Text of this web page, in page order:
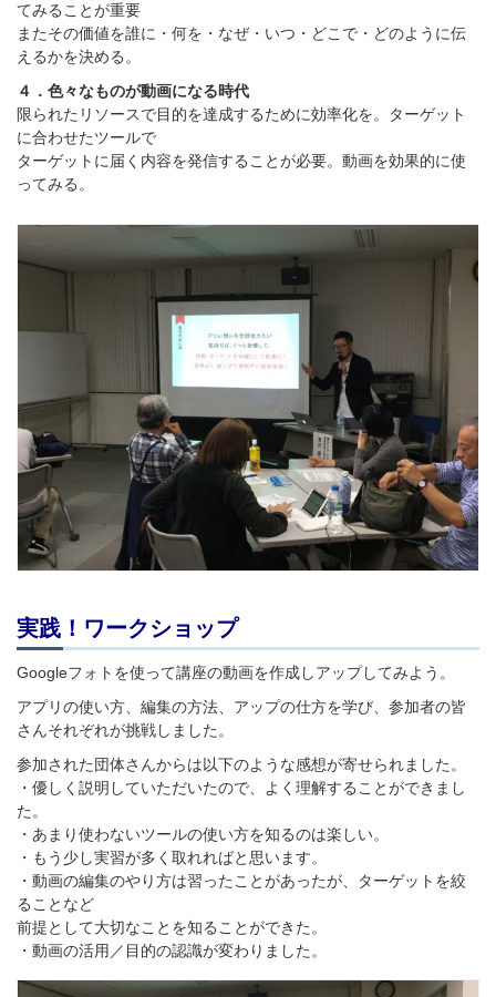
てみることが重要
またその価値を誰に・何を・なぜ・いつ・どこで・どのように伝
えるかを決める。
４．色々なものが動画になる時代
限られたリソースで目的を達成するために効率化を。ターゲット
に合わせたツールで
ターゲットに届く内容を発信することが必要。動画を効果的に使
ってみる。
実践！ワークショップ
Googleフォトを使って講座の動画を作成しアップしてみよう。
アプリの使い方、編集の方法、アップの仕方を学び、参加者の皆
さんそれぞれが挑戦しました。
参加された団体さんからは以下のような感想が寄せられました。
・優しく説明していただいたので、よく理解することができまし
た。
・あまり使わないツールの使い方を知るのは楽しい。
・もう少し実習が多く取れればと思います。
・動画の編集のやり方は習ったことがあったが、ターゲットを絞
ることなど
前提として大切なことを知ることができた。
・動画の活用／目的の認識が変わりました。